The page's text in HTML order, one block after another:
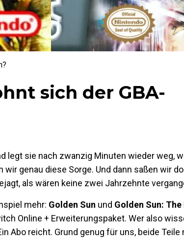
sich der GBA-
legt sie nach zwanzig Minuten wieder weg,
wir genau diese Sorge. Und dann saßen wir
als wären keine zwei Jahrzehnte
mehr: Golden Sun und Golden Sun:
Online + Erweiterungspaket. Wer also
Abo reicht. Grund genug für uns, beide Teile